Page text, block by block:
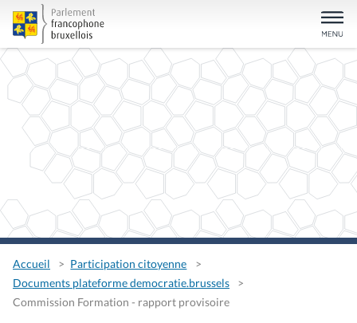
Accueil
Participation citoyenne
Documents plateforme democratie.brussels
Commission Formation - rapport provisoire